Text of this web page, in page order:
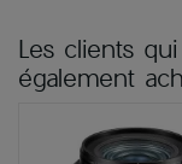
Les clients
également